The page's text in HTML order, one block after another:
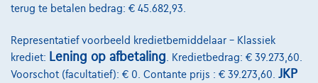
terug te betalen bedrag: € 45.682,93.
Representatief voorbeeld kredietbemiddelaar – Klassiek
krediet: Lening op afbetaling . Kredietbedrag: € 39.273,60.
Voorschot (facultatief): € 0. Contante prijs : € 39.273,60. JKP